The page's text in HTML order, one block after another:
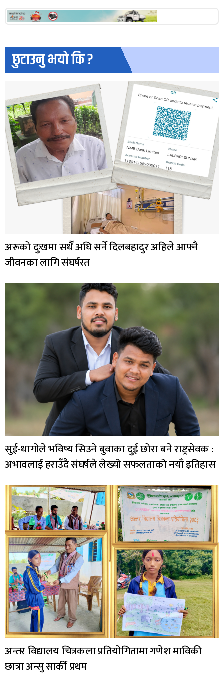
छुटाउनु भयो कि ?
अरूको दुःखमा सधैँ अघि सर्ने दिलबहादुर अहिले आफ्नै
जीवनका लागि संघर्षरत
सुई-धागोले भविष्य सिउने बुवाका दुई छोरा बने राष्ट्रसेवक :
अभावलाई हराउँदै संघर्षले लेख्यो सफलताको नयाँ इतिहास
अन्तर विद्यालय चित्रकला प्रतियोगितामा गणेश माविकी
छात्रा अन्सु सार्की प्रथम